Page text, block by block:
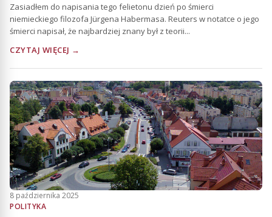
Zasiadłem do napisania tego felietonu dzień po śmierci
niemieckiego filozofa Jürgena Habermasa. Reuters w notatce o jego
śmierci napisał, że najbardziej znany był z teorii...
CZYTAJ WIĘCEJ →
8 października 2025
POLITYKA